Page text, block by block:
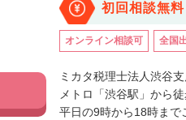
初回相談無料
オンライン相談可 全国
ミカタ税理士法人渋谷
メトロ「渋谷駅」から
平日の9時から18時まで